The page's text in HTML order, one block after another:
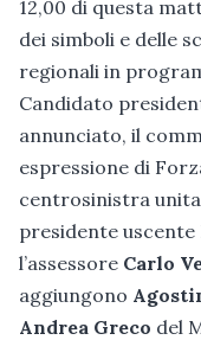
12,00 di questa
dei simboli e delle
regionali in
Candidato
annunciato, il
espressione di
centrosinistra
presidente uscente
l’assessore Carlo
aggiungono
Andrea Greco del